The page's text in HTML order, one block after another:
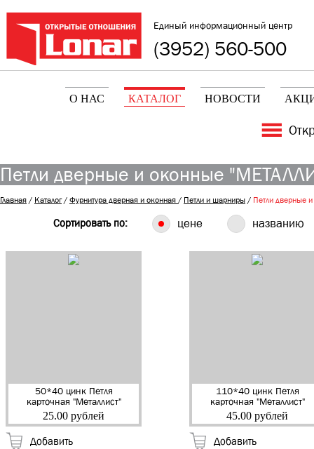
Единый информационный центр
(3952) 560-500
О НАС КАТАЛОГ НОВОСТИ
Петли дверные и оконные
Главная/ Каталог/Фурнитура дверная и оконная/ Петли и шарниры/ Петли дверные
Сортировать по: цене названию
50*40 цинк Петля
карточная "Металлист"
(Кунгур) (300)
25.00 рублей
Добавить
110*40 цинк Петля
карточная "Металлист"
(Кунгур) (100)
45.00 рублей
Добавить